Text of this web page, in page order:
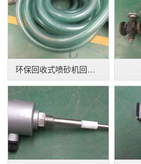
环保回收式喷砂机回砂管